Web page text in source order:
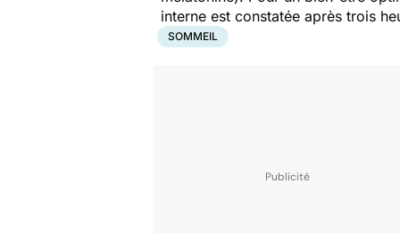
interne est constatée après trois
SOMMEIL